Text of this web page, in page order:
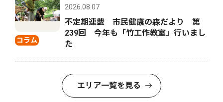
コラム
2026.08.07
不定期連載 市民健康の森だより 第
239回 今年も「竹工作教室」行いまし
た
エリア一覧を見る